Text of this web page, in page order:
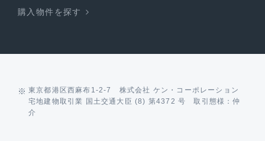
購入物件を探す
東京都港区西麻布1-2-7 株式会社 ケン・コーポレーション
宅地建物取引業 国土交通大臣 (8) 第4372 号 取引態様：仲
介